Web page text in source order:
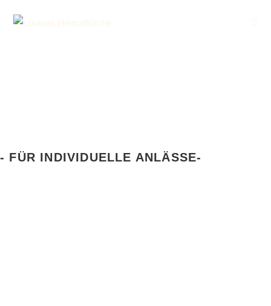
- FÜR INDIVIDUELLE ANLÄSSE-